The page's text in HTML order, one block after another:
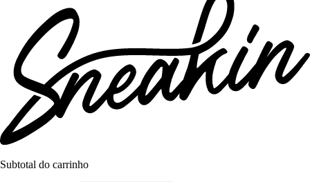
Subtotal do carrinho